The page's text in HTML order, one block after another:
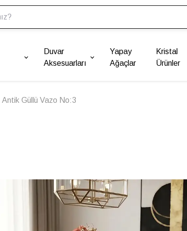
Duvar
Aksesuarları
Yapay
Ağaçlar
Kristal
Ürünler
Antik Güllü Vazo No:3